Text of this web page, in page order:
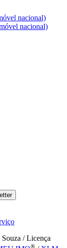
nacional)
nacional)
/ Licença
®